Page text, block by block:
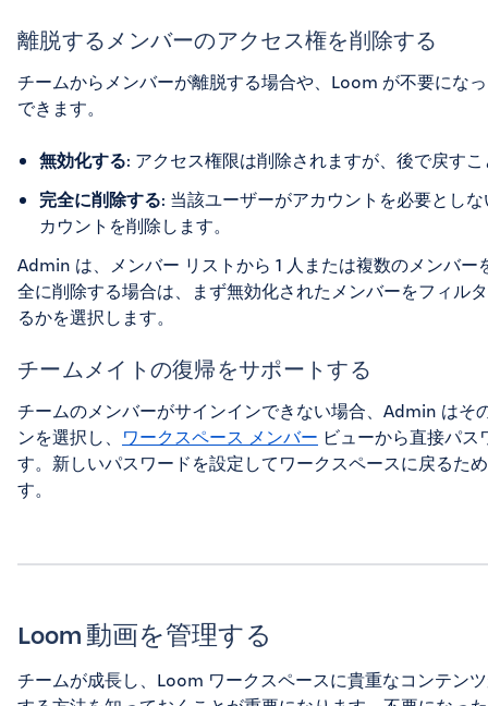
離脱するメンバーのアクセス権を削除する
チームからメンバーが離脱する場合や、Loom が不要にな
できます。
無効化する: アクセス権限は削除されますが、後で戻す
完全に削除する: 当該ユーザーがアカウントを必要とし
カウントを削除します。
Admin は、メンバー リストから 1 人または複数のメンバ
全に削除する場合は、まず無効化されたメンバーをフィル
るかを選択します。
チームメイトの復帰をサポートする
チームのメンバーがサインインできない場合、Admin はそ
ンを選択し、 ワークスペース メンバー ビューから直接パ
す。新しいパスワードを設定してワークスペースに戻るた
す。
Loom 動画を管理する
チームが成長し、Loom ワークスペースに貴重なコンテン